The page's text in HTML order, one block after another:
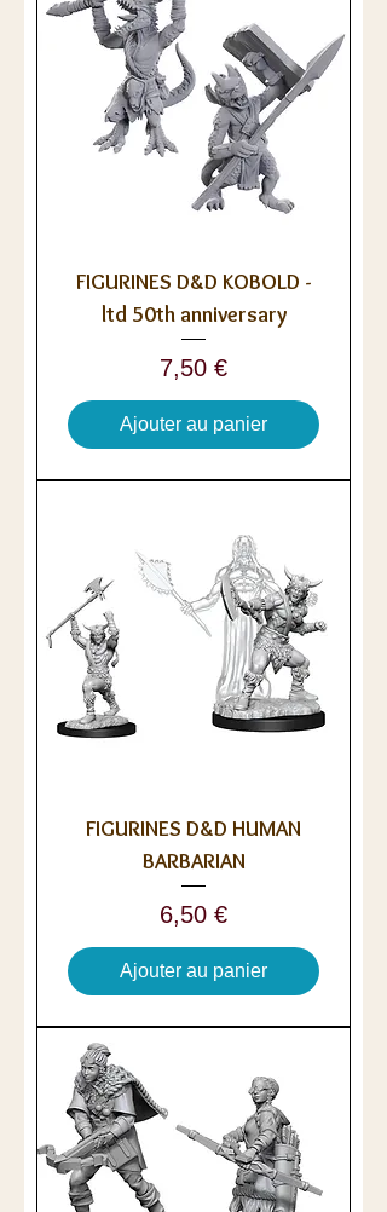
FIGURINES D&D KOBOLD -
ltd 50th anniversary
Prix
7,50 €
Ajouter au panier
FIGURINES D&D HUMAN
BARBARIAN
Prix
6,50 €
Ajouter au panier